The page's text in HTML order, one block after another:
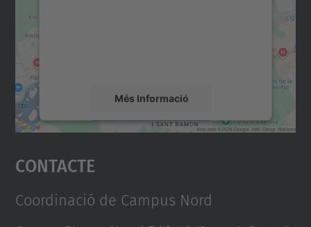
Més Informació
Accepta
powered by
Contacte
Coordinació de Campus Nord